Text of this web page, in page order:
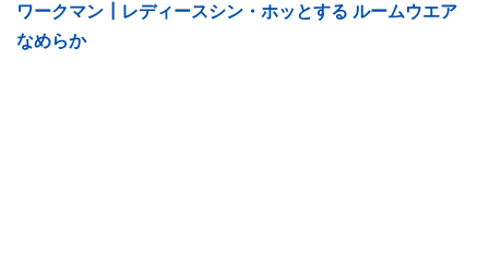
ワークマン┃レディースシン・ホッとする ルームウエア
なめらか